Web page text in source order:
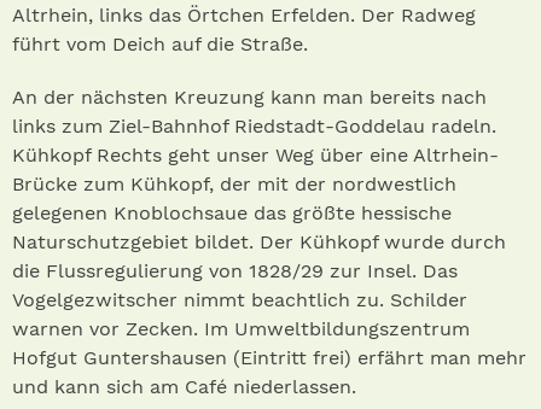
Altrhein, links das Örtchen Erfelden. Der Radweg
führt vom Deich auf die Straße.
An der nächsten Kreuzung kann man bereits nach
links zum Ziel-Bahnhof Riedstadt-Goddelau radeln.
Kühkopf Rechts geht unser Weg über eine Altrhein-
Brücke zum Kühkopf, der mit der nordwestlich
gelegenen Knoblochsaue das größte hessische
Naturschutzgebiet bildet. Der Kühkopf wurde durch
die Flussregulierung von 1828/29 zur Insel. Das
Vogelgezwitscher nimmt beachtlich zu. Schilder
warnen vor Zecken. Im Umweltbildungszentrum
Hofgut Guntershausen (Eintritt frei) erfährt man mehr
und kann sich am Café niederlassen.